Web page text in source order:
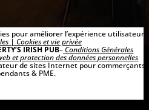
pour améliorer l’expérience utilisateur.
| Cookies et vie privée
IRISH PUB–Conditions Générales
et protection des données personnelles
de sites Internet pour commerçants,
& PME.